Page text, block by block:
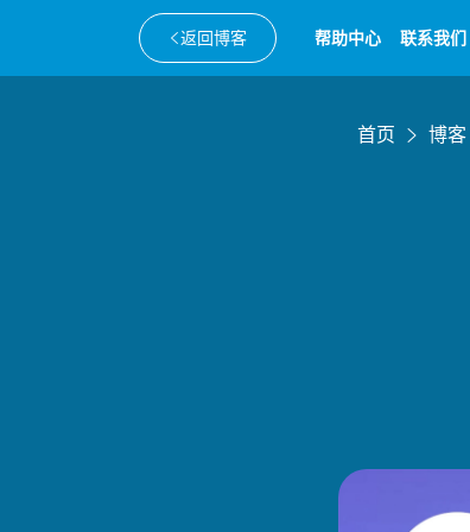
返回博客 帮助中心 联系我们
首页 博客